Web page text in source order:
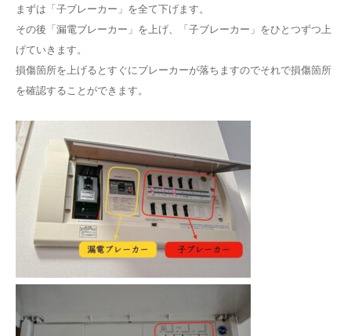
まずは「子ブレーカー」を全て下げます。
その後「漏電ブレーカー」を上げ、「子ブレーカー」をひとつずつ上
げていきます。
損傷箇所を上げるとすぐにブレーカーが落ちますのでそれで損傷箇所
を確認することができます。